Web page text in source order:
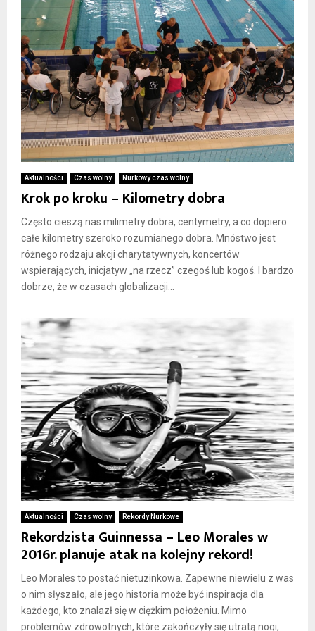
Aktualności Czas wolny Nurkowy czas wolny
Krok po kroku – Kilometry dobra
Często cieszą nas milimetry dobra, centymetry, a co dopiero
całe kilometry szeroko rozumianego dobra. Mnóstwo jest
różnego rodzaju akcji charytatywnych, koncertów
wspierających, inicjatyw „na rzecz” czegoś lub kogoś. I bardzo
dobrze, że w czasach globalizacji...
Aktualności Czas wolny Rekordy Nurkowe
Rekordzista Guinnessa – Leo Morales w
2016r. planuje atak na kolejny rekord!
Leo Morales to postać nietuzinkowa. Zapewne niewielu z was
o nim słyszało, ale jego historia może być inspiracja dla
każdego, kto znalazł się w ciężkim położeniu. Mimo
problemów zdrowotnych, które zakończyły się utratą nogi,